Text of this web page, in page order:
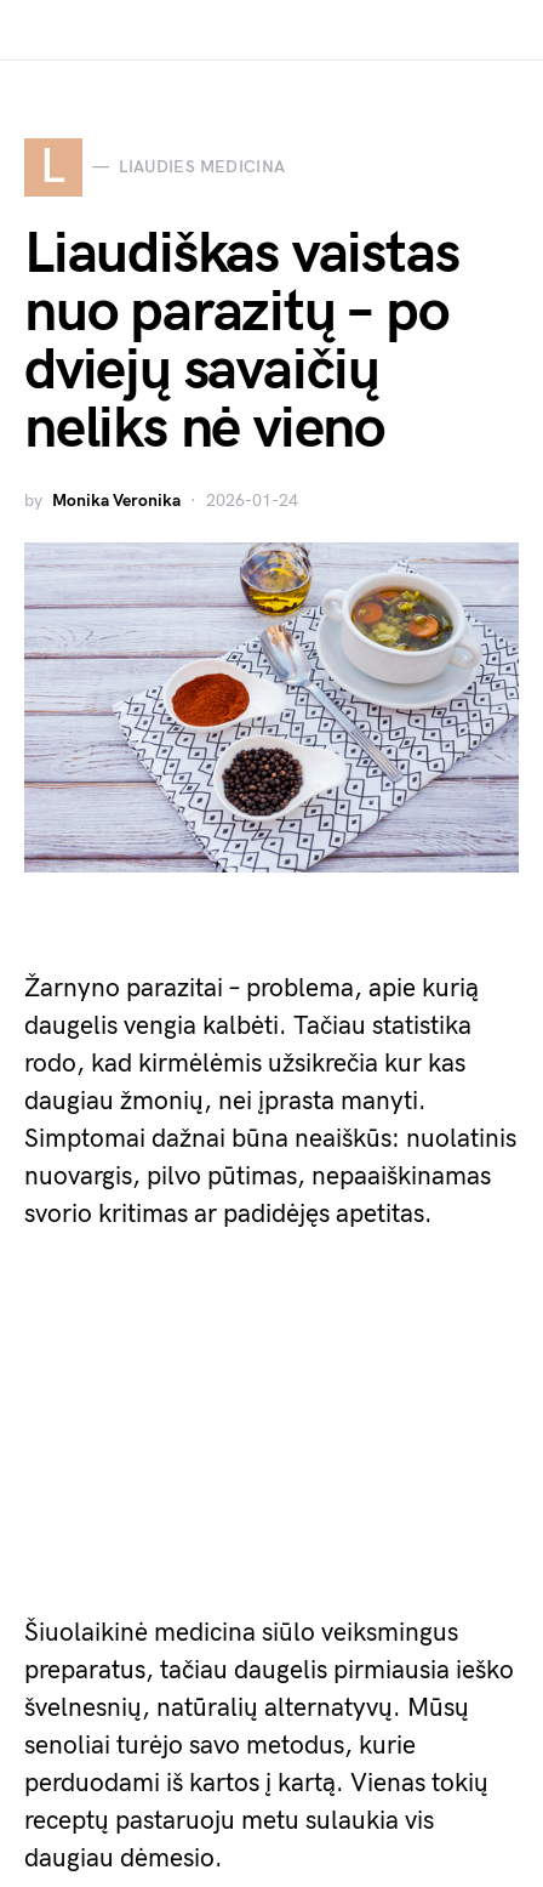
L LIAUDIES MEDICINA
Liaudiškas vaistas
nuo parazitų – po
dviejų savaičių
neliks nė vieno
by Monika Veronika 2026-01-24
Žarnyno parazitai – problema, apie kurią
daugelis vengia kalbėti. Tačiau statistika
rodo, kad kirmėlėmis užsikrečia kur kas
daugiau žmonių, nei įprasta manyti.
Simptomai dažnai būna neaiškūs: nuolatinis
nuovargis, pilvo pūtimas, nepaaiškinamas
svorio kritimas ar padidėjęs apetitas.
Šiuolaikinė medicina siūlo veiksmingus
preparatus, tačiau daugelis pirmiausia ieško
švelnesnių, natūralių alternatyvų. Mūsų
senoliai turėjo savo metodus, kurie
perduodami iš kartos į kartą. Vienas tokių
receptų pastaruoju metu sulaukia vis
daugiau dėmesio.